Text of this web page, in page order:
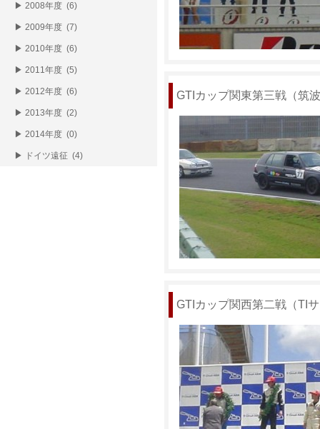
GTIカップ関東第三戦（筑
GTIカップ関西第二戦（TI
▶ 2008年度 (6)
▶ 2009年度 (7)
▶ 2010年度 (6)
▶ 2011年度 (5)
▶ 2012年度 (6)
▶ 2013年度 (2)
▶ 2014年度 (0)
▶ ドイツ遠征 (4)